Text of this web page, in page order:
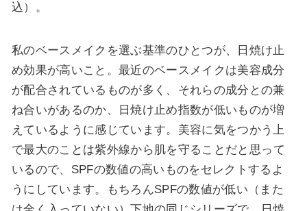
込）。
私のベースメイクを選ぶ基準のひとつが、
日焼け止
め効果が高いこと 。最近のベースメイクは美容成分
が配合されているものが多く、それらの成分との兼
ね合いがあるのか、日焼け止め指数が低いものが増
えているように感じています。美容に気をつかう上
で最大のことは紫外線から肌を守ること だと思って
いるので、 SPFの数値の高いものをセレクトするよ
うにしています。もちろんSPFの数値が低い（また